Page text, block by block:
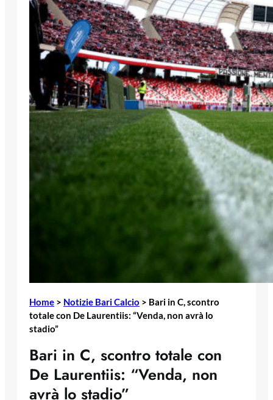
Home > Notizie Bari Calcio > Bari in C, scontro
totale con De Laurentiis: “Venda, non avrà lo
stadio”
Bari in C, scontro totale con
De Laurentiis: “Venda, non
avrà lo stadio”